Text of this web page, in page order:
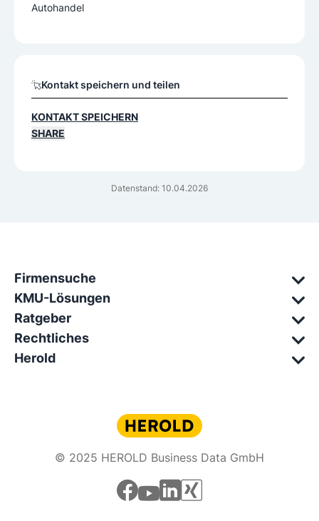
Datenstand: 10.04.2026
Autohandel
Kontakt speichern und teilen
KONTAKT SPEICHERN
SHARE
Firmensuche
KMU-Lösungen
Ratgeber
Rechtliches
Herold
© 2025 HEROLD Business Data GmbH